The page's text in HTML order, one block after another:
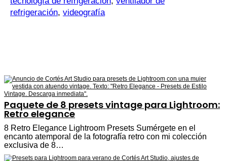
refrigeración, videografía
Paquete de 8 presets vintage para Lightroom:
Retro elegance
8 Retro Elegance Lightroom Presets Sumérgete en el
encanto atemporal de la fotografía retro con mi colección
exclusiva de 8…